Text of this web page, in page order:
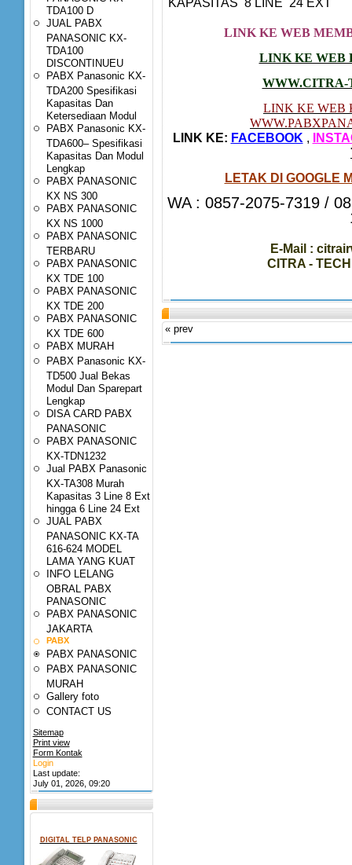
TDA100 D
JUAL PABX
PANASONIC KX-
TDA100
DISCONTINUEU
PABX Panasonic KX-
TDA200 Spesifikasi
Kapasitas Dan
Ketersediaan Modul
PABX Panasonic KX-
TDA600– Spesifikasi
Kapasitas Dan Modul
Lengkap
PABX PANASONIC
KX NS 300
PABX PANASONIC
KX NS 1000
PABX PANASONIC
TERBARU
PABX PANASONIC
KX TDE 100
PABX PANASONIC
KX TDE 200
PABX PANASONIC
KX TDE 600
PABX MURAH
PABX Panasonic KX-
TD500 Jual Bekas
Modul Dan Sparepart
Lengkap
DISA CARD PABX
PANASONIC
PABX PANASONIC
KX-TDN1232
Jual PABX Panasonic
KX-TA308 Murah
Kapasitas 3 Line 8 Ext
hingga 6 Line 24 Ext
JUAL PABX
PANASONIC KX-TA
616-624 MODEL
LAMA YANG KUAT
INFO LELANG
OBRAL PABX
PANASONIC
PABX PANASONIC
JAKARTA
PABX
PABX PANASONIC
PABX PANASONIC
MURAH
Gallery foto
CONTACT US
Sitemap
Print view
Form Kontak
Login
Last update:
July 01, 2026, 09:20
DIGITAL TELP PANASONIC
LINK KE WEB
LINK KE WEB
LINK KE WEB
LINK KE: FACEBOOK ,
LETAK DI GOOGLE
WA : 0857-2075-7319 /
E-Mail :
CITRA -
« prev